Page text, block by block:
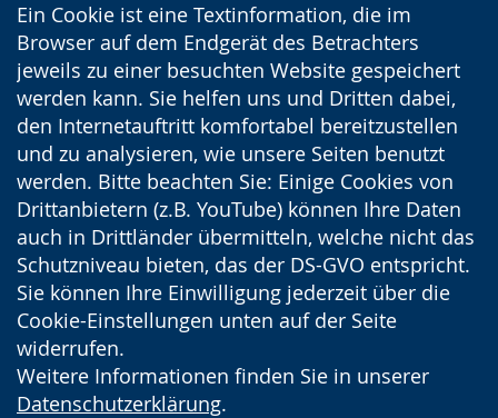
Ein Cookie ist eine Textinformation, die im
Browser auf dem Endgerät des Betrachters
jeweils zu einer besuchten Website gespeichert
werden kann. Sie helfen uns und Dritten dabei,
den Internetauftritt komfortabel bereitzustellen
und zu analysieren, wie unsere Seiten benutzt
werden. Bitte beachten Sie: Einige Cookies von
Drittanbietern (z.B. YouTube) können Ihre Daten
auch in Drittländer übermitteln, welche nicht das
Schutzniveau bieten, das der DS-GVO entspricht.
Sie können Ihre Einwilligung jederzeit über die
Cookie-Einstellungen unten auf der Seite
widerrufen.
Weitere Informationen finden Sie in unserer
Datenschutzerklärung.